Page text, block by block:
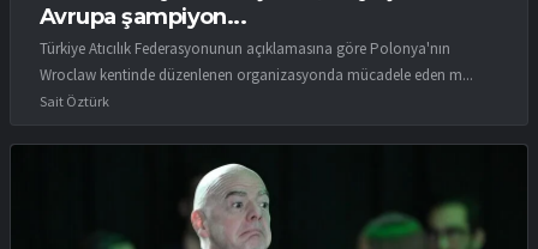
Avrupa şampiyon...
Türkiye Atıcılık Federasyonunun açıklamasına göre Polonya'nın
Wroclaw kentinde düzenlenen organizasyonda mücadele eden m...
Sait Öztürk